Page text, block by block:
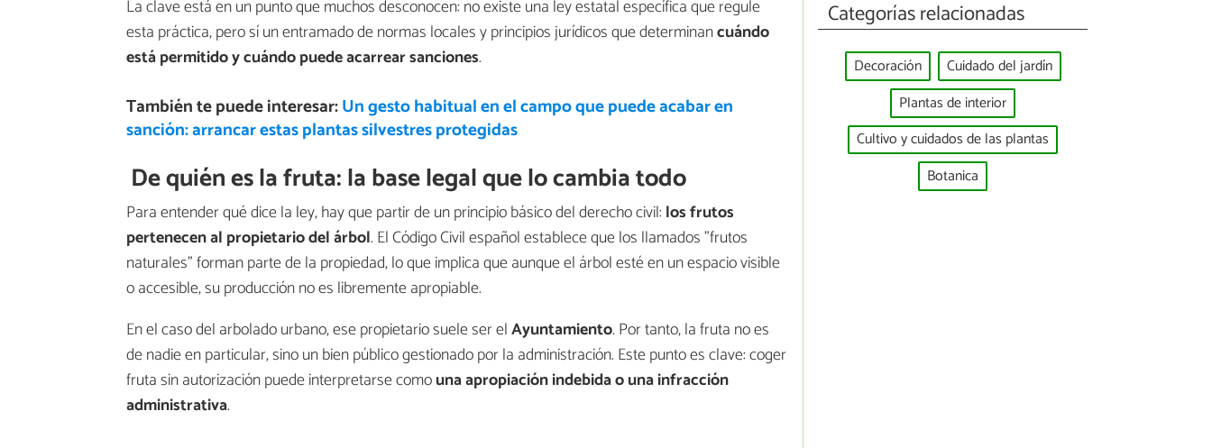
La clave está en un punto que muchos desconocen: no existe una ley estatal específica que regule
esta práctica, pero sí un entramado de normas locales y principios jurídicos que determinancuándo
está permitido y cuándo puede acarrear sanciones.
También te puede interesar:Un gesto habitual en el campo que puede acabar en
sanción: arrancar estas plantas silvestres protegidas
De quién es la fruta: la base legal que lo cambia todo
Para entender qué dice la ley, hay que partir de un principio básico del derecho civil:los frutos
pertenecen al propietario del árbol. El Código Civil español establece que los llamados "frutos
naturales" forman parte de la propiedad, lo que implica que aunque el árbol esté en un espacio visible
o accesible, su producción no es libremente apropiable.
En el caso del arbolado urbano, ese propietario suele ser elAyuntamiento. Por tanto, la fruta no es
de nadie en particular, sino un bien público gestionado por la administración. Este punto es clave: coger
fruta sin autorización puede interpretarse comouna apropiación indebida o una infracción
administrativa.
Categorías relacionadas
Decoración
Cuidado del jardín
Plantas de interior
Cultivo y cuidados de las plantas
Botanica